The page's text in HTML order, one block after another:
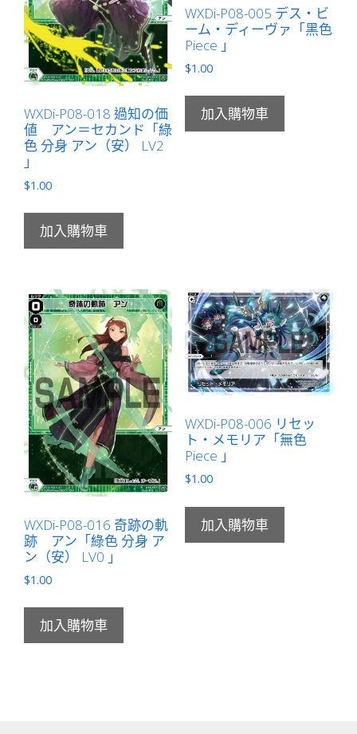
WXDi-P08-018 過知の価
値 アン＝セカンド「綠
色 分身 アン（安） LV2
」
$1.00
加入購物車
WXDi-P08-005 デス・ビ
ーム・ディーヴァ「黑色
Piece 」
$1.00
加入購物車
WXDi-P08-016 奇跡の軌
跡 アン「綠色 分身 ア
ン（安） LV0 」
$1.00
加入購物車
WXDi-P08-006 リセッ
ト・メモリア「無色
Piece 」
$1.00
加入購物車